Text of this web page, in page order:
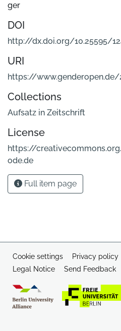
ger
DOI
http://dx.doi.org/10.25595/
URI
https://www.genderopen.de/
Collections
Aufsatz in Zeitschrift
License
https://
ode.de
Full item page
Cookie settings Privacy policy
Legal Notice
Send Feedback